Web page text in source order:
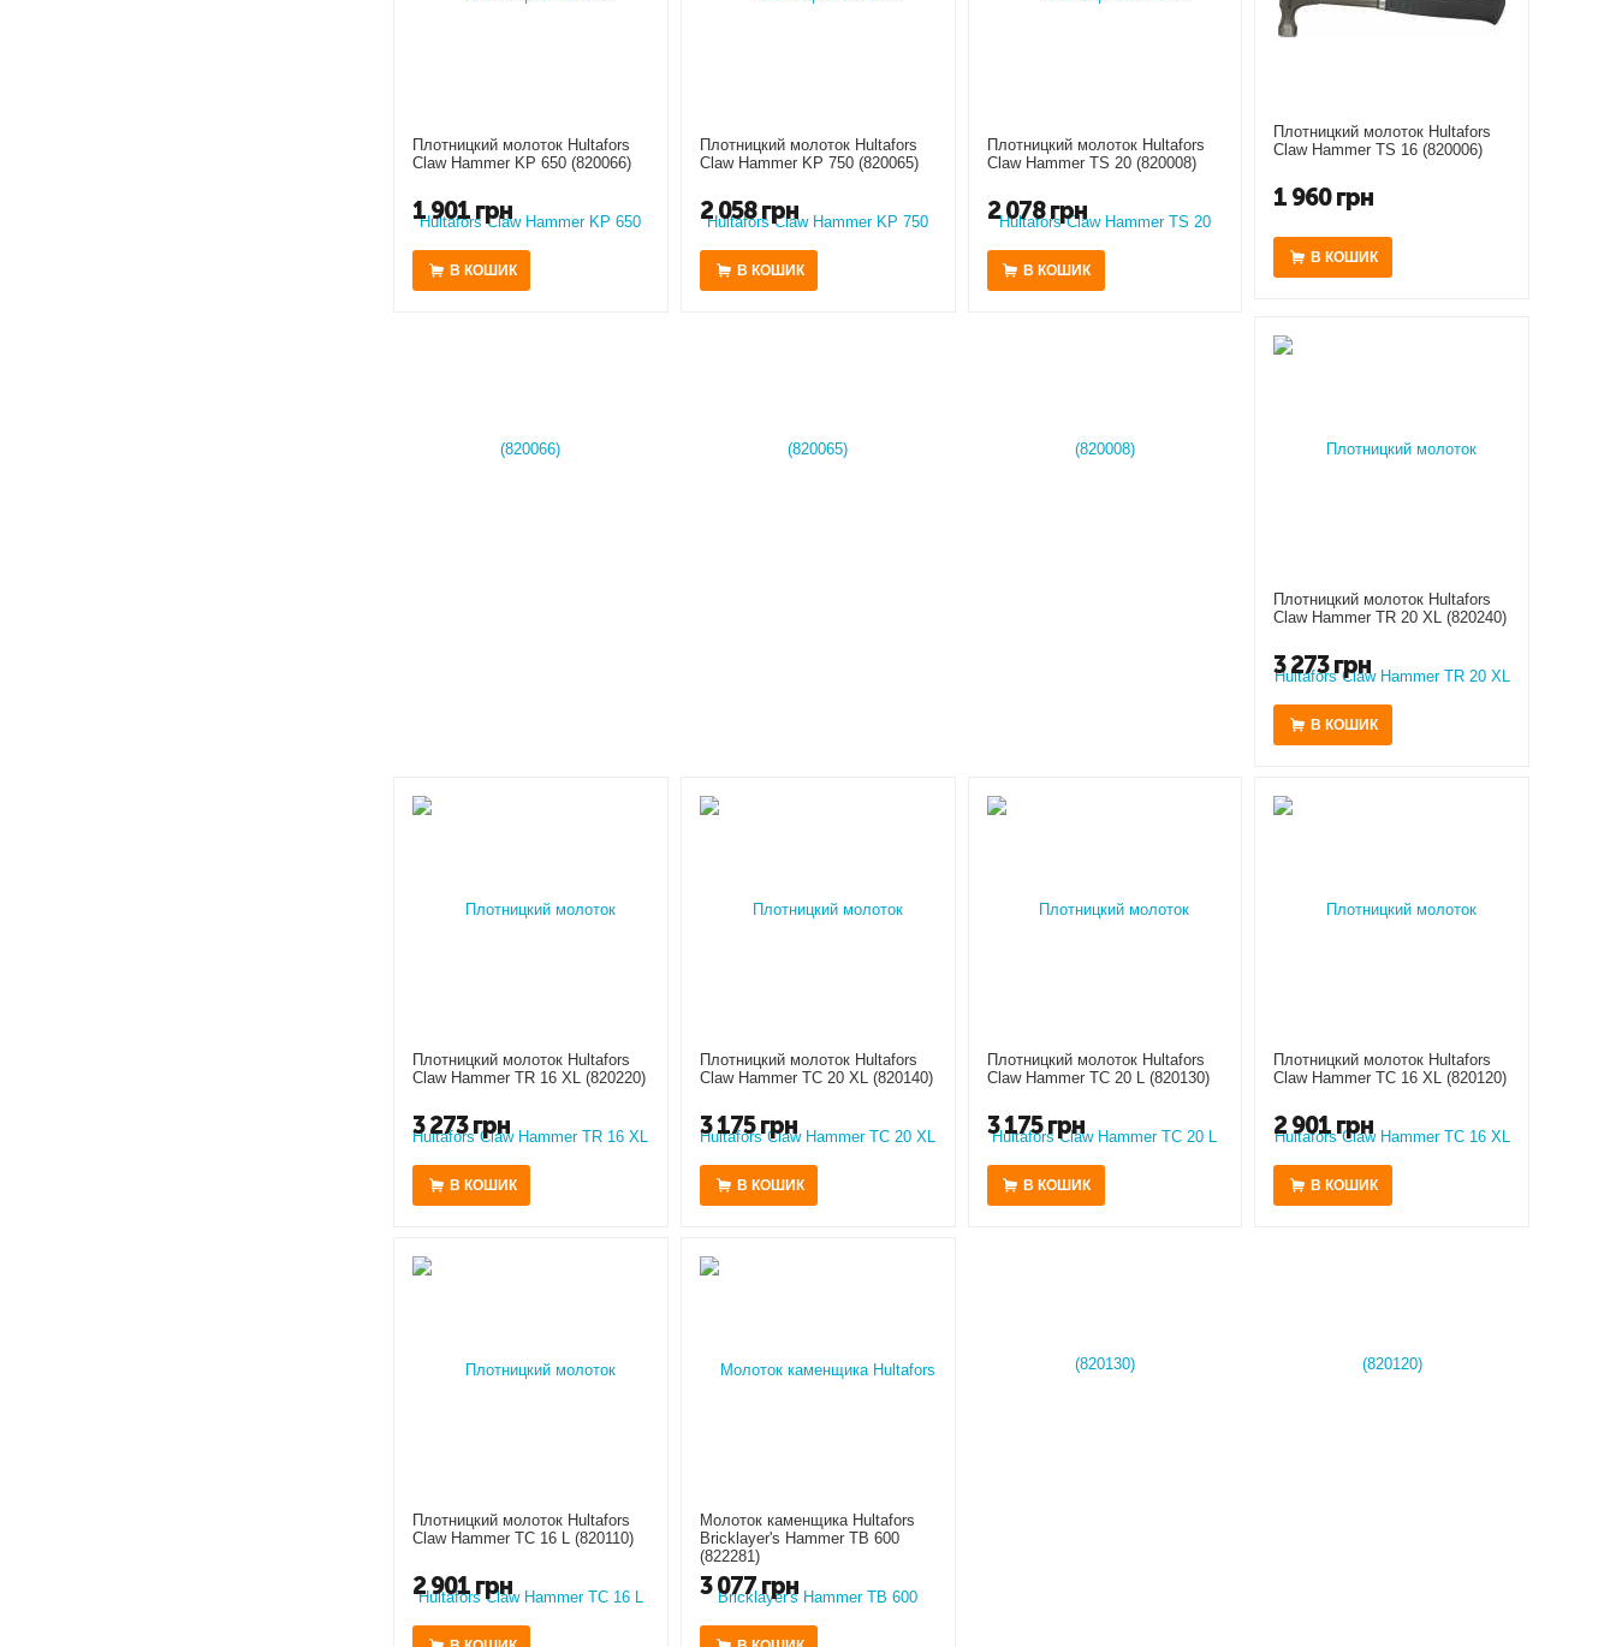
Плотницкий молоток Hultafors
Claw Hammer KP 650 (820066)
1 901 грн
В КОШИК
Плотницкий молоток Hultafors
Claw Hammer KP 750 (820065)
2 058 грн
В КОШИК
Плотницкий молоток Hultafors
Claw Hammer TS 20 (820008)
2 078 грн
В КОШИК
Плотницкий молоток Hultafors
Claw Hammer TS 16 (820006)
1 960грн
В КОШИК
Плотницкий молоток Hultafors
Claw Hammer TR 20 XL (820240)
3 273грн
В КОШИК
Плотницкий молоток Hultafors
Claw Hammer TR 16 XL (820220)
3 273 грн
В КОШИК
Плотницкий молоток Hultafors
Claw Hammer TC 20 XL (820140)
3 175 грн
В КОШИК
Плотницкий молоток Hultafors
Claw Hammer TC 20 L (820130)
3 175 грн
В КОШИК
Плотницкий молоток Hultafors
Claw Hammer TC 16 XL (820120)
2 901 грн
В КОШИК
Плотницкий молоток Hultafors
Claw Hammer TC 16 L (820110)
2 901 грн
Молоток каменщика Hultafors
Bricklayer's Hammer TB 600
(822281)
3 077 грн